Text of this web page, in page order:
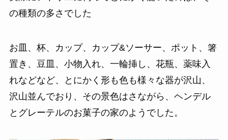
の種類の多さでした
お皿、杯、カップ、カップ&ソーサー、ポット、箸
置き、豆皿、小物入れ、一輪挿し、花瓶、薬味入
れなどなど、とにかく形も色も様々な器が沢山、
沢山並んでおり、その景色はさながら、ヘンデル
とグレーテルのお菓子の家のようでした。